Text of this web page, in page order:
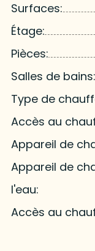
Surfaces:
Étage:
Pièces:
Salles de bains:
Type de
Accès au
Appareil de
Appareil de
l'eau:
Accès au